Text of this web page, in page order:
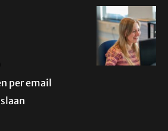
per email